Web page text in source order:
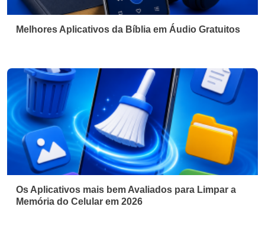
Melhores Aplicativos da Bíblia em Áudio Gratuitos
Os Aplicativos mais bem Avaliados para Limpar a
Memória do Celular em 2026